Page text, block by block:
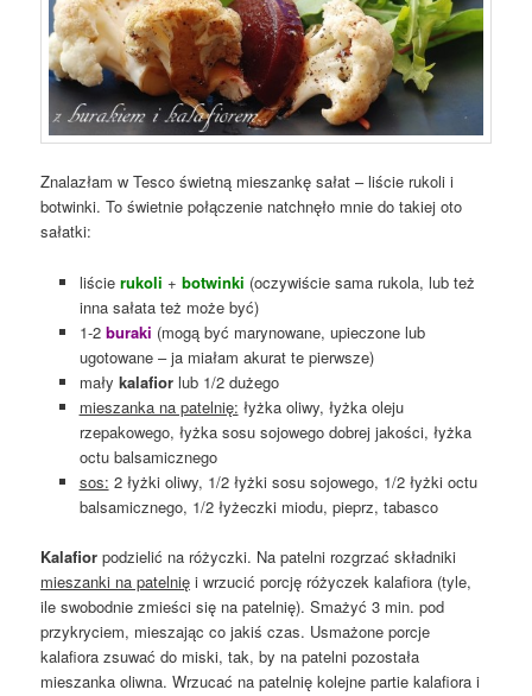
Znalazłam w Tesco świetną mieszankę sałat – liście rukoli i
botwinki. To świetnie połączenie natchnęło mnie do takiej oto
sałatki:
liście rukoli + botwinki (oczywiście sama rukola, lub też
inna sałata też może być)
1-2 buraki (mogą być marynowane, upieczone lub
ugotowane – ja miałam akurat te pierwsze)
mały kalafiorlub 1/2 dużego
mieszanka na patelnię: łyżka oliwy, łyżka oleju
rzepakowego, łyżka sosu sojowego dobrej jakości, łyżka
octu balsamicznego
sos: 2 łyżki oliwy, 1/2 łyżki sosu sojowego, 1/2 łyżki octu
balsamicznego, 1/2 łyżeczki miodu, pieprz, tabasco
Kalafior podzielić na różyczki. Na patelni rozgrzać składniki
mieszanki na patelnię i wrzucić porcję różyczek kalafiora (tyle,
ile swobodnie zmieści się na patelnię). Smażyć 3 min. pod
przykryciem, mieszając co jakiś czas. Usmażone porcje
kalafiora zsuwać do miski, tak, by na patelni pozostała
mieszanka oliwna. Wrzucać na patelnię kolejne partie kalafiora i